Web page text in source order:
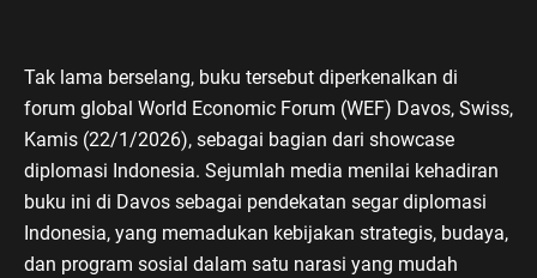
Tak lama berselang, buku tersebut diperkenalkan di
forum global World Economic Forum (WEF) Davos, Swiss,
Kamis (22/1/2026), sebagai bagian dari showcase
diplomasi Indonesia. Sejumlah media menilai kehadiran
buku ini di Davos sebagai pendekatan segar diplomasi
Indonesia, yang memadukan kebijakan strategis, budaya,
dan program sosial dalam satu narasi yang mudah